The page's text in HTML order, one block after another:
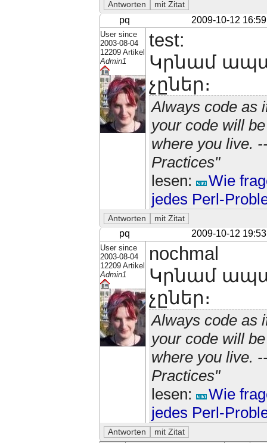
pq 2009-10-12 16:59
User since
2003-08-04
12209 Artikel
Admin1
test:
Կրնամ
չըներ։
Always code as
your code will
where you live.
Practices"
lesen:
Wie
jedes Perl-
pq 2009-10-12 19:53
User since
2003-08-04
12209 Artikel
Admin1
nochmal
Կրնամ
չըներ։
Always code as
your code will
where you live.
Practices"
lesen:
Wie
jedes Perl-